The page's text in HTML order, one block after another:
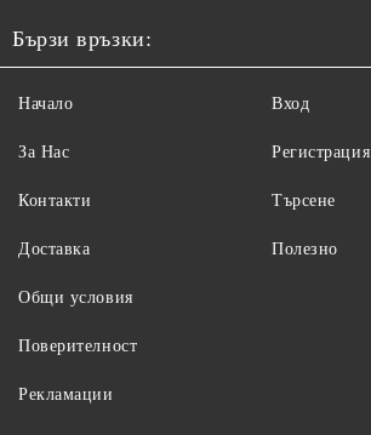
Бързи връзки:
Начало
За Нас
Контакти
Доставка
Вход
Регистрация
Търсене
Полезно
Общи условия
Поверителност
Рекламации